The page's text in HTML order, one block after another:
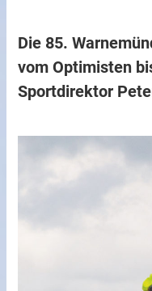
Die 85.
vom Optimisten
Sportdirektor